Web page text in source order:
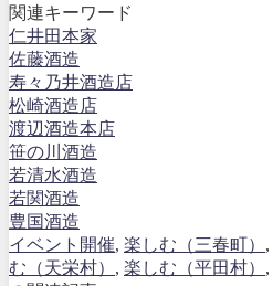
関連キーワード
仁井田本家
佐藤酒造
寿々乃井酒造店
松崎酒造店
渡辺酒造本店
笹の川酒造
若清水酒造
若関酒造
豊国酒造
イベント開催, 楽しむ（三春町） ,
む（天栄村） , 楽しむ（平田村） ,